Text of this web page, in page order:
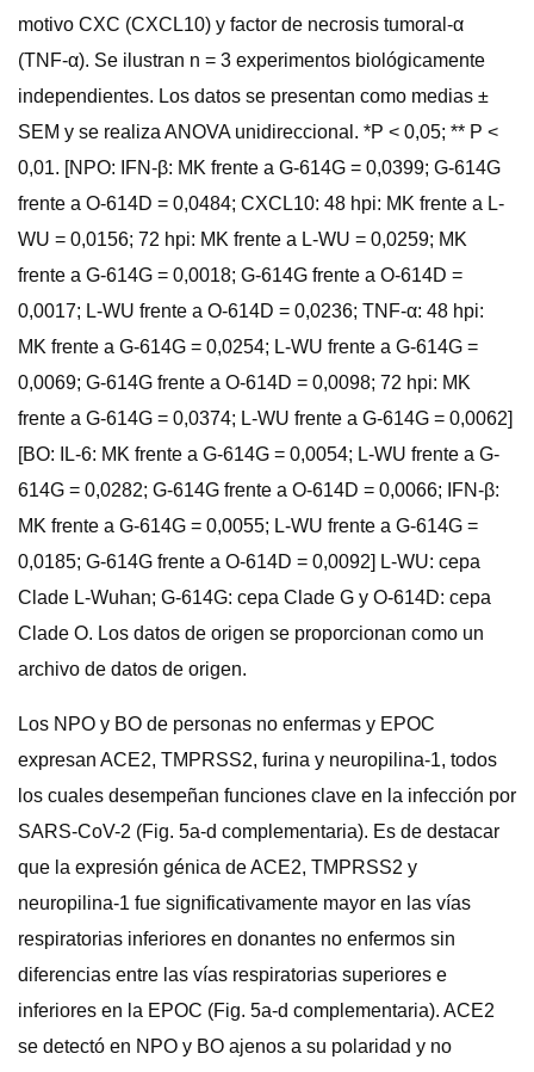
motivo CXC (CXCL10) y factor de necrosis tumoral-α
(ΤΝF-α). Se ilustran n = 3 experimentos biológicamente
independientes. Los datos se presentan como medias ±
SEM y se realiza ANOVA unidireccional. *P < 0,05; ** P <
0,01. [NPO: IFN-β: MK frente a G-614G = 0,0399; G-614G
frente a O-614D = 0,0484; CXCL10: 48 hpi: MK frente a L-
WU = 0,0156; 72 hpi: MK frente a L-WU = 0,0259; MK
frente a G-614G = 0,0018; G-614G frente a O-614D =
0,0017; L-WU frente a O-614D = 0,0236; ΤΝF-α: 48 hpi:
MK frente a G-614G = 0,0254; L-WU frente a G-614G =
0,0069; G-614G frente a O-614D = 0,0098; 72 hpi: MK
frente a G-614G = 0,0374; L-WU frente a G-614G = 0,0062]
[BO: IL-6: MK frente a G-614G = 0,0054; L-WU frente a G-
614G = 0,0282; G-614G frente a O-614D = 0,0066; IFN-β:
MK frente a G-614G = 0,0055; L-WU frente a G-614G =
0,0185; G-614G frente a O-614D = 0,0092] L-WU: cepa
Clade L-Wuhan; G-614G: cepa Clade G y O-614D: cepa
Clade O. Los datos de origen se proporcionan como un
archivo de datos de origen.
Los NPO y BO de personas no enfermas y EPOC
expresan ACE2, TMPRSS2, furina y neuropilina-1, todos
los cuales desempeñan funciones clave en la infección por
SARS-CoV-2 (Fig. 5a-d complementaria). Es de destacar
que la expresión génica de ACE2, TMPRSS2 y
neuropilina-1 fue significativamente mayor en las vías
respiratorias inferiores en donantes no enfermos sin
diferencias entre las vías respiratorias superiores e
inferiores en la EPOC (Fig. 5a-d complementaria). ACE2
se detectó en NPO y BO ajenos a su polaridad y no